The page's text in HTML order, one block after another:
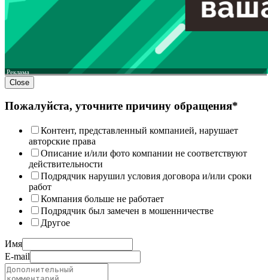
Реклама
Close
Пожалуйста, уточните причину обращения*
Контент, представленный компанией, нарушает
авторские права
Описание и/или фото компании не соответствуют
действительности
Подрядчик нарушил условия договора и/или сроки
работ
Компания больше не работает
Подрядчик был замечен в мошенничестве
Другое
Имя
E-mail